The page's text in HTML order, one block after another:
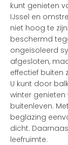
kunt genieten
IJssel en
niet hoog te
beschermd
ongeïsoleerd
afgesloten,
effectief buiten
U kunt door
winter
buitenleven.
beglazing
dicht.
leefruimte.